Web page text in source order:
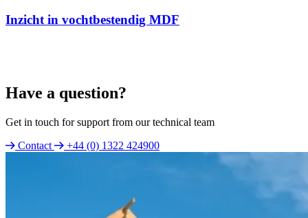
Inzicht in vochtbestendig MDF
Have a question?
Get in touch for support from our technical team
Contact
+44 (0) 1322 424900